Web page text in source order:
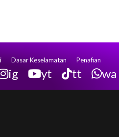
Dasar Keselamatan Penafian
ig yt tt wa